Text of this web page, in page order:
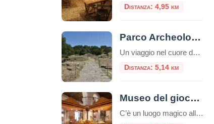
Distanza: 4,95 km
Parco Archeologico Culturale di Tuscolo
Un viaggio nel cuore dei Castelli Romani, tra storia, natura e panorami Il Parco Archeologico Culturale di Tuscolo si trova nel comune di Monte Porzio Catone, nel cuore dei Castelli Romani, a circa 25 km da Roma. La zona è facilmente raggiungibile in auto o con una combinazione di treno e navetta. Breve storia Tusculum […]
Distanza: 5,14 km
Museo del giocattolo di Zagarolo
C’è un luogo magico alle porte di Roma dove il tempo sembra essersi fermato, un posto dove i ricordi prendono forma e i sogni dell’infanzia sono conservati con cura. Stiamo parlando del Museo del Giocattolo di Zagarolo, uno scrigno di tesori che affascina non solo i bambini, ma anche e soprattutto gli adulti, trasportandoli in […]